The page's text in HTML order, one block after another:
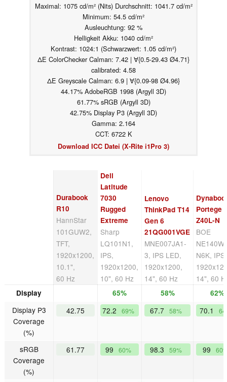
Maximal: 1075 cd/m² (Nits) Durchschnitt: 1041.7 cd/m²
Minimum: 54.5 cd/m²
Ausleuchtung: 92 %
Helligkeit Akku: 1040 cd/m²
Kontrast: 1024:1 (Schwarzwert: 1.05 cd/m²)
ΔE ColorChecker Calman: 7.42 | ∀{0.5-29.43 Ø4.71}
calibrated: 4.58
ΔE Greyscale Calman: 6.9 | ∀{0.09-98 Ø4.96}
44.17% AdobeRGB 1998 (Argyll 3D)
61.77% sRGB (Argyll 3D)
42.75% Display P3 (Argyll 3D)
Gamma: 2.164
CCT: 6722 K
Download ICC Datei (X-Rite i1Pro 3)
Durabook
R10
HannStar
101GUW2,
TFT,
1920x1200,
10.1",
60 Hz
Dell
Latitude
7030
Rugged
Extreme
Sharp
LQ101N1,
IPS,
1920x1200,
10", 60 Hz
Lenovo
ThinkPad T14
Gen 6
21QG001VGE
MNE007JA1-
3, IPS LED,
1920x1200,
14", 60 Hz
Portege
Z40L-N
BOE
N6K, IPS,
14", 60
Display 65% 58% 62%
Display P3
Coverage
(%)
42.75 72.2 69% 67.7 58% 70.1
sRGB
Coverage
(%)
61.77 99 60% 98.3 59% 99